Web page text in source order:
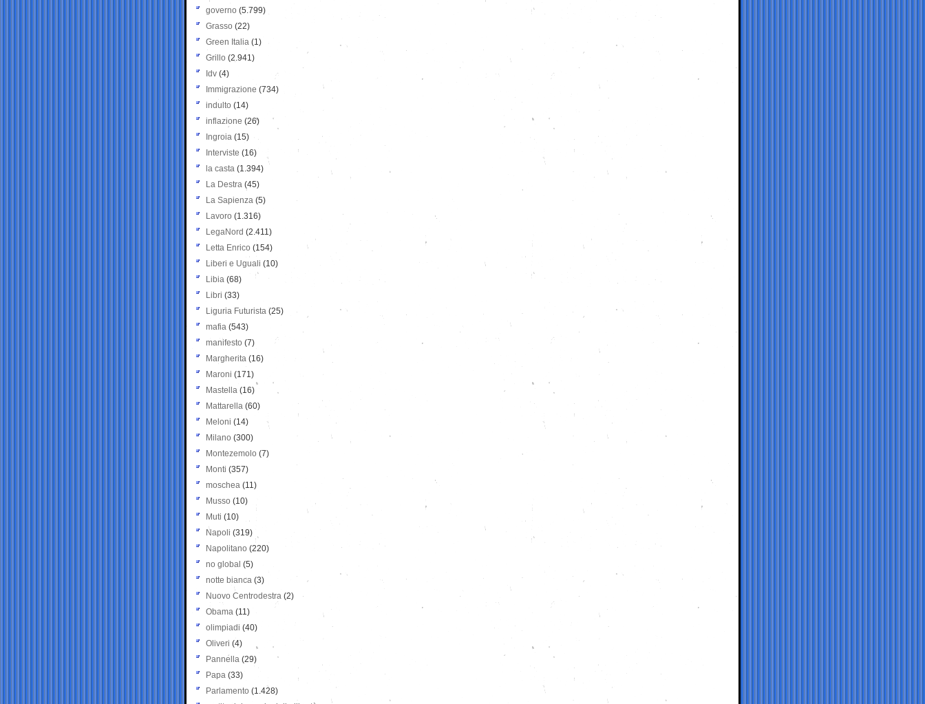
governo (5.799)
Grasso (22)
Green Italia (1)
Grillo (2.941)
Idv (4)
Immigrazione (734)
indulto (14)
inflazione (26)
Ingroia (15)
Interviste (16)
la casta (1.394)
La Destra (45)
La Sapienza (5)
Lavoro (1.316)
LegaNord (2.411)
Letta Enrico (154)
Liberi e Uguali (10)
Libia (68)
Libri (33)
Liguria Futurista (25)
mafia (543)
manifesto (7)
Margherita (16)
Maroni (171)
Mastella (16)
Mattarella (60)
Meloni (14)
Milano (300)
Montezemolo (7)
Monti (357)
moschea (11)
Musso (10)
Muti (10)
Napoli (319)
Napolitano (220)
no global (5)
notte bianca (3)
Nuovo Centrodestra (2)
Obama (11)
olimpiadi (40)
Oliveri (4)
Pannella (29)
Papa (33)
Parlamento (1.428)